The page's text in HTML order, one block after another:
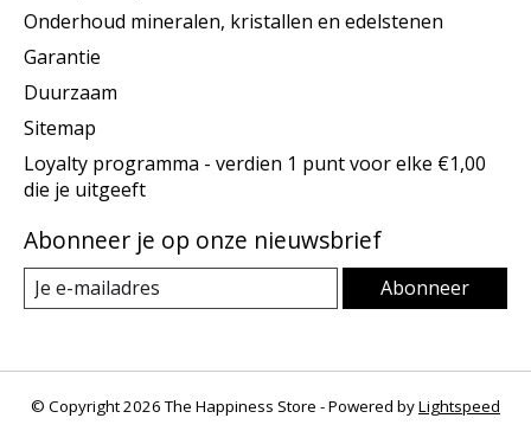
Onderhoud mineralen, kristallen en edelstenen
Garantie
Duurzaam
Sitemap
Loyalty programma - verdien 1 punt voor elke €1,00
die je uitgeeft
Abonneer je op onze nieuwsbrief
Abonneer
© Copyright 2026 The Happiness Store - Powered byLightspeed